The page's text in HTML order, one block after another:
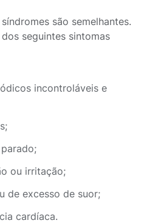
são semelhantes.
seguintes sintomas
incontroláveis e
ou irritação;
de excesso de suor;
cardíaca.